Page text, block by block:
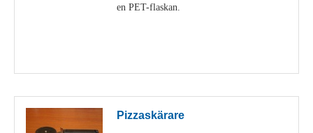
en PET-flaskan.
Pizzaskärare